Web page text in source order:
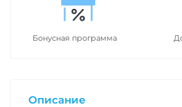
Бонусная программа
Описание